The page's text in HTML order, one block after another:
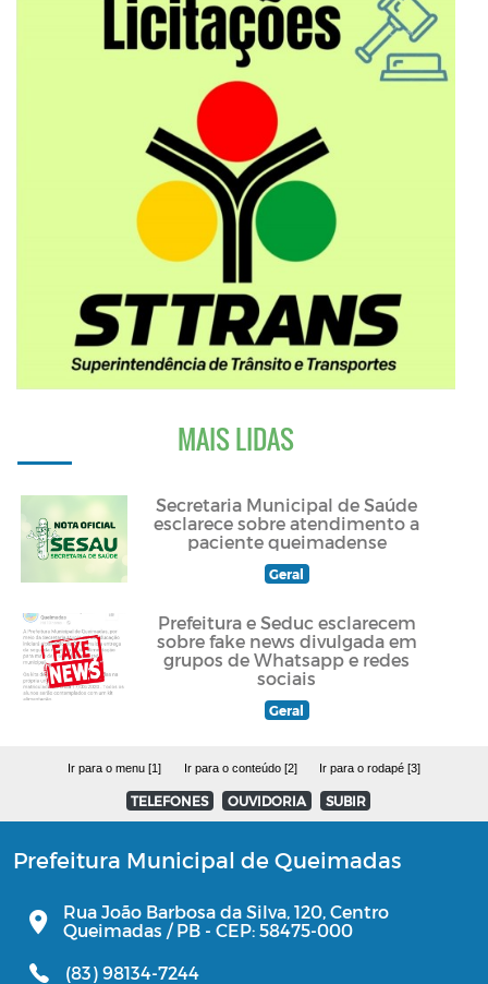
MAIS LIDAS
Secretaria Municipal de Saúde
esclarece sobre atendimento a
paciente queimadense
Geral
Prefeitura e Seduc esclarecem
sobre fake news divulgada em
grupos de Whatsapp e redes
sociais
Geral
Ir para o menu [1] Ir para o conteúdo [2] Ir para o rodapé [3]
TELEFONES OUVIDORIA SUBIR
Prefeitura Municipal de Queimadas
Rua João Barbosa da Silva, 120, Centro
Queimadas / PB - CEP: 58475-000
(83) 98134-7244